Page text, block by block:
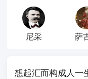
尼采 萨
想起汇而构成人